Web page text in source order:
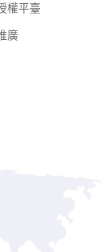
權平臺
廣